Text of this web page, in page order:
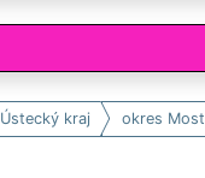
Ústecký kraj okres Most